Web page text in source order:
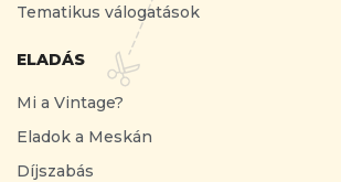
Tematikus válogatások
ELADÁS
Mi a Vintage?
Eladok a Meskán
Díjszabás